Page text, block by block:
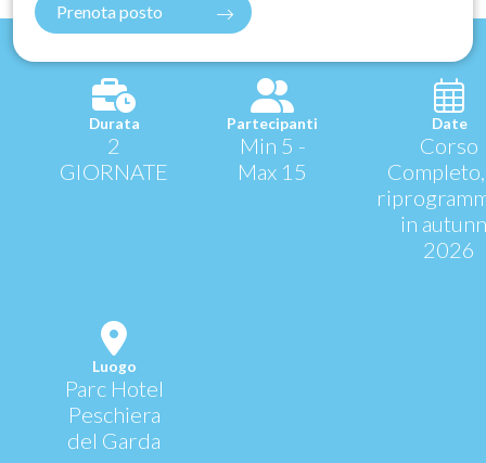
Prenota posto
Durata
2
GIORNATE
Partecipanti
Min 5 -
Max 15
Date
Corso
in
2026
Luogo
Parc Hotel
Peschiera
del Garda